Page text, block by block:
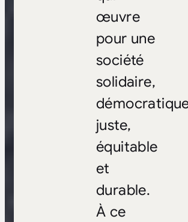
œuvre
pour une
société
solidaire,
juste,
équitable
et
durable.
À ce